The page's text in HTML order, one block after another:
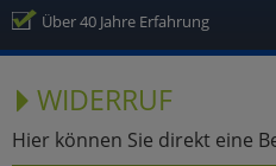
Über 40 Jahre Erfahrung
WIDERRUF
Hier können Sie direkt eine